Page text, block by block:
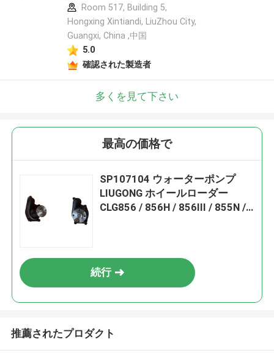
Room 517, Building 5,
Hongxing Xintiandi, LiuZhou City,
Guangxi, China ,中国
5.0
確認された製造者
多くを見て下さい
最高の価格で
SP107104 ウォーターポンプ
LIUGONG ホイールローダー
CLG856 / 856H / 856III / 855N /
続行
推薦されたプロダクト